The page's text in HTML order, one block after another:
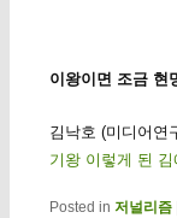
이왕이면 조금 현
김낙호 (미디어연
기왕 이렇게 된
Posted in 저널리즘